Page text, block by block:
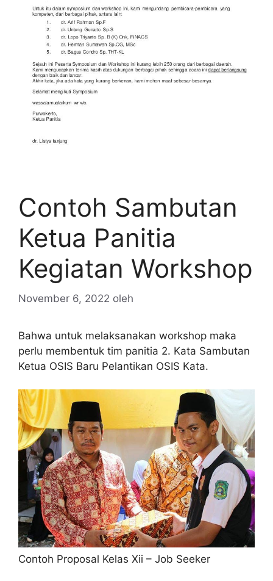
Contoh Sambutan
Ketua Panitia
Kegiatan Workshop
November 6, 2022 oleh
Bahwa untuk melaksanakan workshop maka
perlu membentuk tim panitia 2. Kata Sambutan
Ketua OSIS Baru Pelantikan OSIS Kata.
Contoh Proposal Kelas Xii – Job Seeker